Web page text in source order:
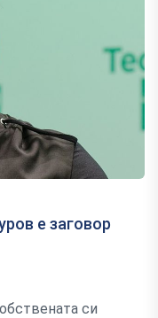
е заговор
си